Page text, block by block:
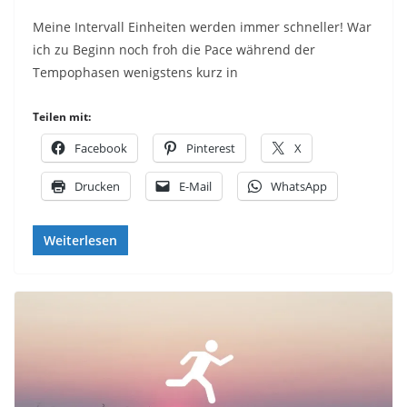
Meine Intervall Einheiten werden immer schneller! War
ich zu Beginn noch froh die Pace während der
Tempophasen wenigstens kurz in
Teilen mit:
Facebook Pinterest X
Drucken E-Mail WhatsApp
Weiterlesen